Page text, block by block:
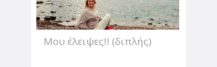
Μου έλειψες!! (διπλής)